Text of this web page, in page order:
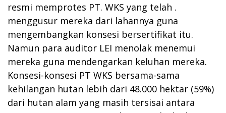
resmi memprotes PT. WKS yang telah .
menggusur mereka dari lahannya guna
mengembangkan konsesi bersertifikat itu.
Namun para auditor LEI menolak menemui
mereka guna mendengarkan keluhan mereka.
Konsesi-konsesi PT WKS bersama-sama
kehilangan hutan lebih dari 48.000 hektar (59%)
dari hutan alam yang masih tersisai antara